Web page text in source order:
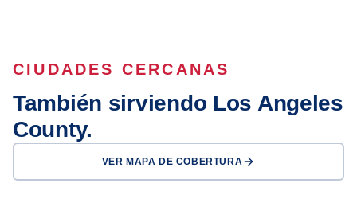
CIUDADES CERCANAS
También sirviendo Los Angeles
County.
VER MAPA DE COBERTURA